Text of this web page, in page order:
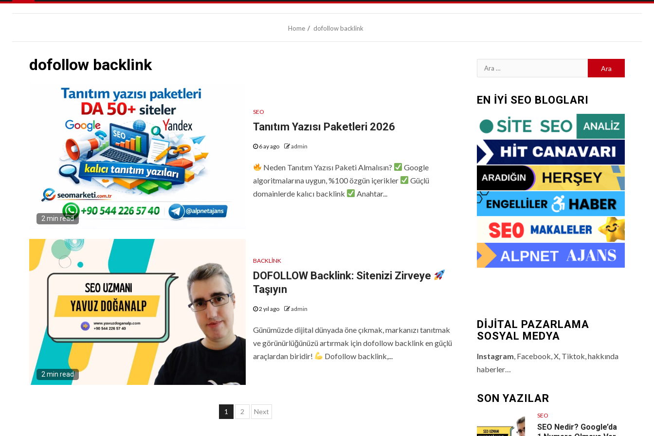
Home dofollow backlink
dofollow backlink
2 min read
SEO
Tanıtım Yazısı Paketleri 2026
6 ay ago admin
Neden Tanıtım Yazısı Paketi Almalısın?
Google
algoritmalarına uygun, %100 özgün içerikler
Güçlü
domainlerde kalıcı backlink
Anahtar...
2 min read
BACKLINK
DOFOLLOW Backlink: Sitenizi Zirveye
Taşıyın
2 yıl ago admin
Günümüzde dijital dünyada öne çıkmak, markanızı tanıtmak
ve görünürlüğünüzü artırmak için dofollow backlink en güçlü
araçlardan biridir!
Dofollow backlink,...
Yazı
1 2 Next
Arama:
EN İYİ SEO BLOGLARI
DİJİTAL PAZARLAMA
SOSYAL MEDYA
Instagram , Facebook, X, Tiktok, hakkında
haberler…
SON YAZILAR
SEO
SEO Nedir? Google’da